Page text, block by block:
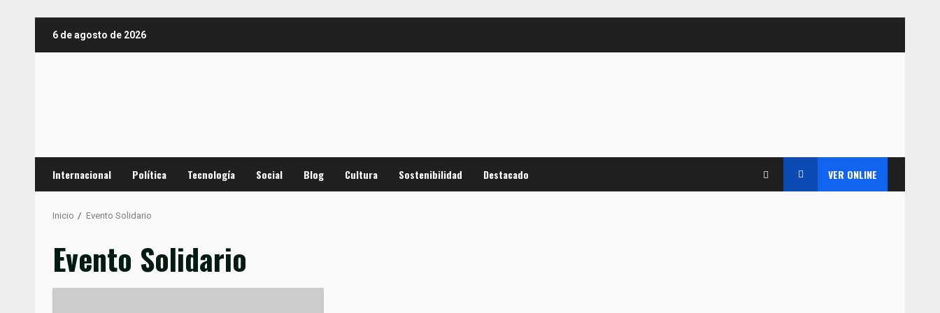
6 de agosto de 2026
Internacional Política Tecnología Social Blog Cultura Sostenibilidad Destacado VER ONLINE
Inicio Evento Solidario
Evento Solidario